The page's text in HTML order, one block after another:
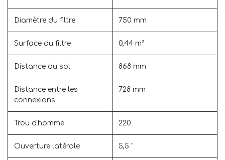
Diamètre du filtre 750 mm
Surface du filtre 0,44 m²
Distance du sol 868 mm
Distance entre les
connexions
728 mm
Trou d'homme 220
Ouverture latérale 5,5 "